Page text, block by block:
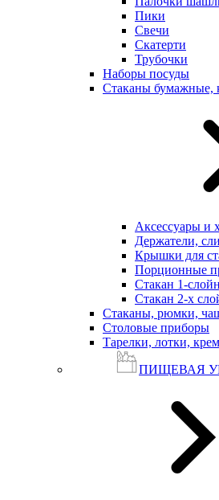
Пики
Свечи
Скатерти
Трубочки
Наборы посуды
Стаканы бумажные,
Аксессуары и
Держатели,
Крышки для
Порционные
Стакан 1-
Стакан 2-х
Стаканы, рюмки,
Столовые приборы
Тарелки, лотки,
ПИЩЕВАЯ